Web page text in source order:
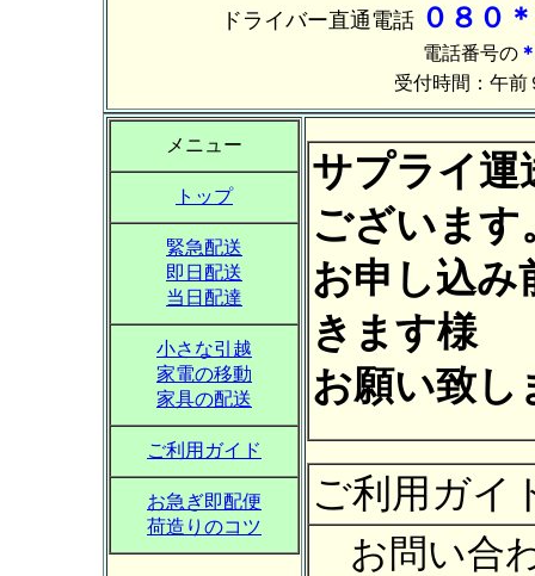
ドライバー直通電話 ０８０
電話番号の
受付時間：午前
メニュー
トップ
緊急配送
即日配送
当日配達
小さな引越
家電の移動
家具の配送
ご利用ガイド
お急ぎ即配便
荷造りのコツ
サプライ運
ございます
お申し込み
きます様
お願い致し
ご利用ガイ
お問い合